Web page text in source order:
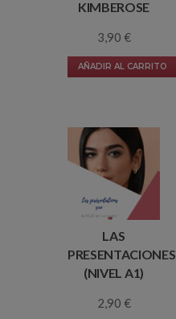
KIMBEROSE
3,90 €
AÑADIR AL CARRITO
LAS
PRESENTACIONES
(NIVEL A1)
2,90 €